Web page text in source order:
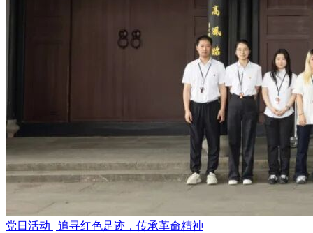
党日活动 | 追寻红色足迹，传承革命精神